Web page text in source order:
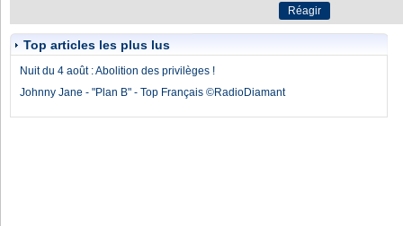
Top articles les plus lus
Nuit du 4 août : Abolition des privilèges !
Johnny Jane - "Plan B" - Top Français ©RadioDiamant